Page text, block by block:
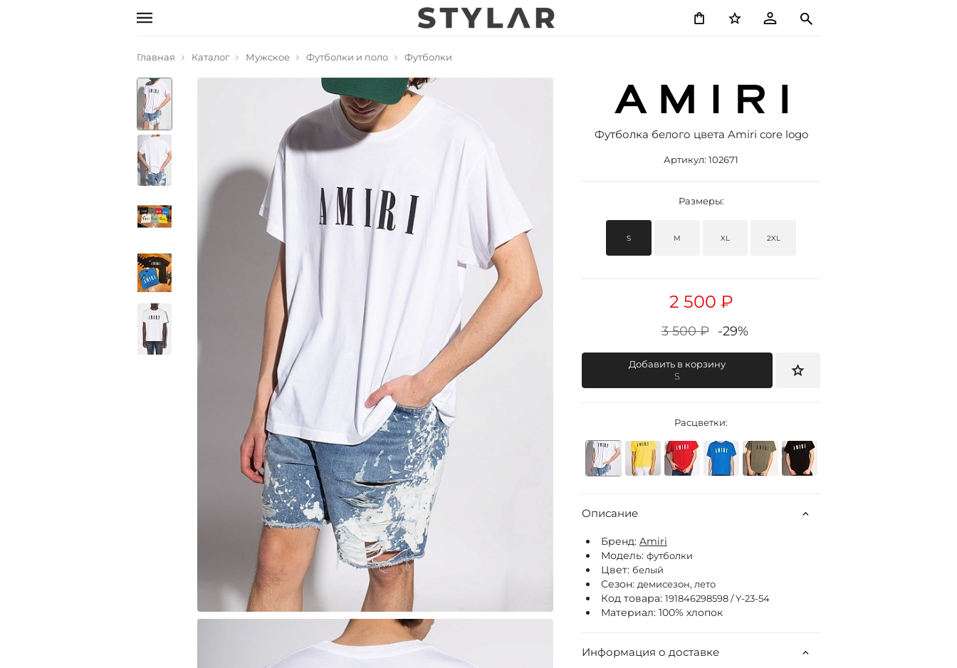
Главная Каталог Мужское Футболки и поло Футболки
Футболка белого цвета Amiri core logo
Артикул: 102671
Размеры:
S M XL 2XL
2 500 ₽
3 500 ₽ -29%
Добавить в корзину
S
Расцветки:
Описание
Бренд: Amiri
Модель: футболки
Цвет: белый
Сезон: демисезон, лето
Код товара: 191846298598 / Y-23-54
Материал: 100% хлопок
Информация о доставке